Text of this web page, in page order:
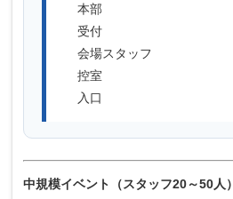
本部
受付
会場スタッフ
控室
入口
中規模イベント（スタッフ20～50人）